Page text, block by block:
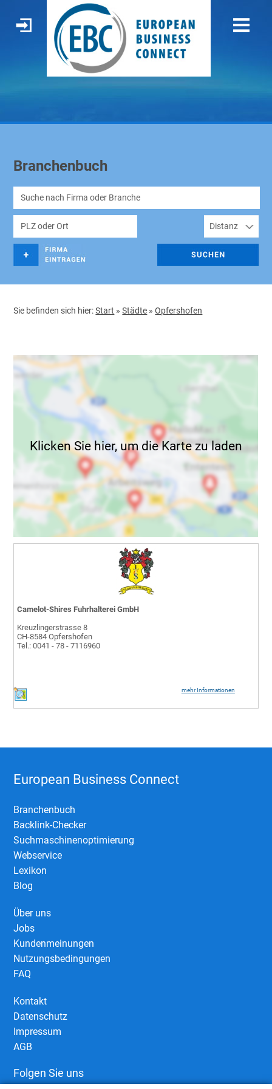
Branchenbuch
Sie befinden sich hier:Start »Städte »Opfershofen
Klicken Sie hier, um die Karte zu laden
mehr Informationen
Camelot-Shires Fuhrhalterei GmbH
Kreuzlingerstrasse 8
CH-8584 Opfershofen
Tel.: 0041 - 78 - 7116960
European Business Connect
Branchenbuch
Backlink-Checker
Suchmaschinenoptimierung
Webservice
Lexikon
Blog
Über uns
Jobs
Kundenmeinungen
Nutzungsbedingungen
FAQ
Kontakt
Datenschutz
Impressum
AGB
Folgen Sie uns